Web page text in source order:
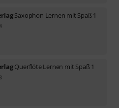
Saxophon Lernen mit Spaß 1
Querflöte Lernen mit Spaß 1
3